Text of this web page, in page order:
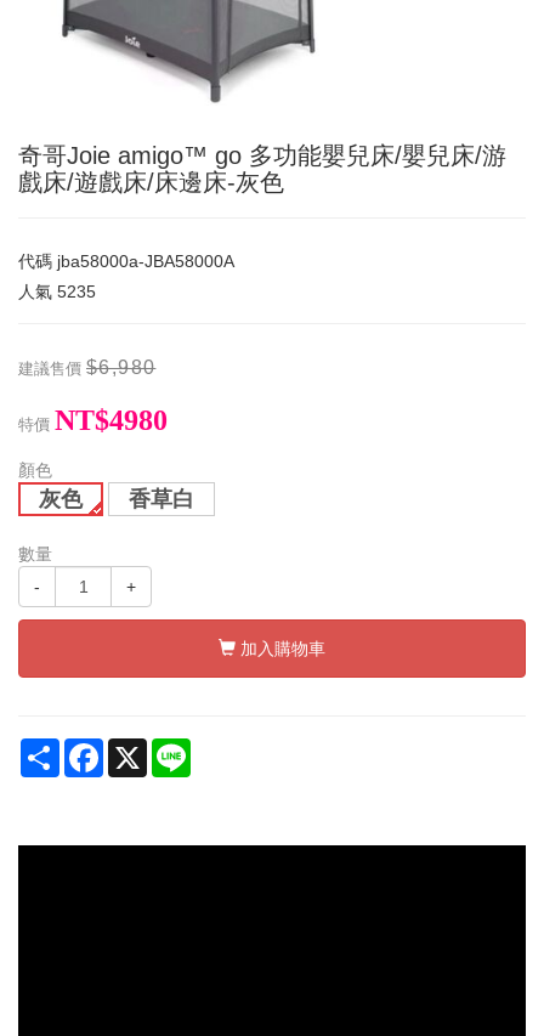
奇哥Joie amigo™ go 多功能嬰兒床/嬰兒床/游
戲床/遊戲床/床邊床-灰色
代碼 jba58000a-JBA58000A
人氣 5235
建議售價 $6,980
特價 NT$4980
顏色
灰色 香草白
數量
-
+
加入購物車
Share Facebook
X